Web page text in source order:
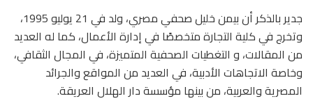
جدير بالذكر أن بيمن خليل صحفي مصري، ولد في 21 يوليو 1995،
وتخرج في كلية التجارة متخصصًا في إدارة الأعمال، كما له العديد
من المقالات، و التغطيات الصحفية المتميزة، في المجال الثقافي،
وخاصة الاتجاهات الأدبية، في العديد من المواقع والجرائد
المصرية والعربية، من بينها مؤسسة دار الهلال العريقة.